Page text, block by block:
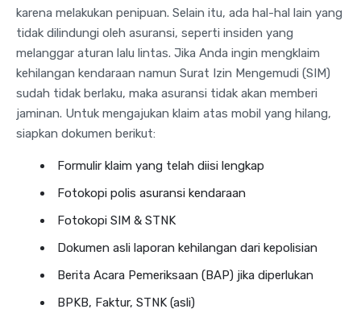
karena melakukan penipuan. Selain itu, ada hal-hal lain yang
tidak dilindungi oleh asuransi, seperti insiden yang
melanggar aturan lalu lintas. Jika Anda ingin mengklaim
kehilangan kendaraan namun Surat Izin Mengemudi (SIM)
sudah tidak berlaku, maka asuransi tidak akan memberi
jaminan. Untuk mengajukan klaim atas mobil yang hilang,
siapkan dokumen berikut:
Formulir klaim yang telah diisi lengkap
Fotokopi polis asuransi kendaraan
Fotokopi SIM & STNK
Dokumen asli laporan kehilangan dari kepolisian
Berita Acara Pemeriksaan (BAP) jika diperlukan
BPKB, Faktur, STNK (asli)